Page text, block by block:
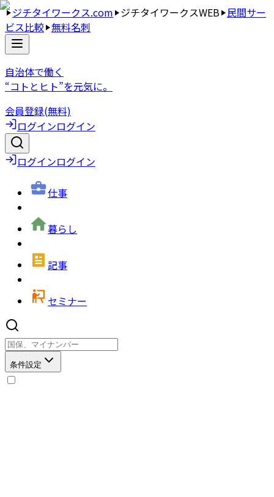
ジチタイワークス.com ジチタイワークスWEB 民間サー
ビス比較 無料名刺
自治体で働く
“コトとヒト”を元気に。
会員登録(無料)
ログインログイン
ログインログイン
仕事
暮らし
記事
セミナー
条件設定